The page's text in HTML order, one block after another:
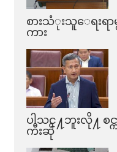
စားသံုးသူေရးရာ
ကား
ပါသင္႔ဘူးလို႔ စင္က
ကီးဆို